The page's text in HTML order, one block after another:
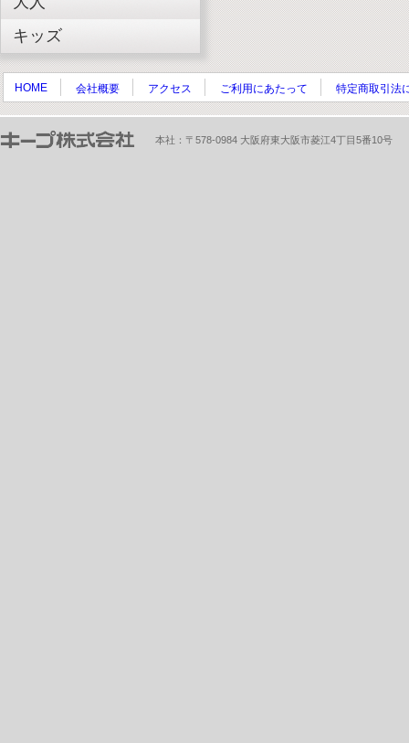
キッズ
HOME 会社概要 アクセス ご利用にあたって 特定商取引法
本社：〒578-0984 大阪府東大阪市菱江4丁目5番10号